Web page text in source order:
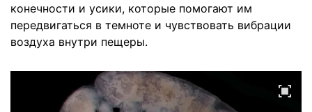
конечности и усики, которые помогают им
передвигаться в темноте и чувствовать вибрации
воздуха внутри пещеры.